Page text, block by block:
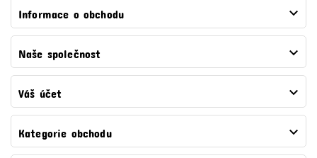
Informace o obchodu 
Naše společnost 
Váš účet 
Kategorie obchodu 